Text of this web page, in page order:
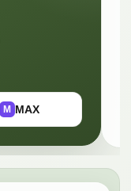
M MAX